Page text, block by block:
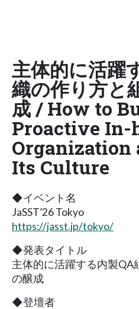
主体的に活躍
織の作り方と
成 / How to
Proactive In-
Organization
Its Culture
◆イベント名
JaSST’26 Tokyo
https://jasst.jp/tokyo/
◆発表タイトル
主体的に活躍する内製QA
の醸成
◆登壇者